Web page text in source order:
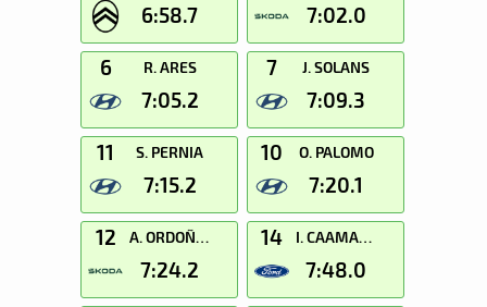
6:58.7 7:02.0
6 R. ARES
7:05.2
7 J. SOLANS
7:09.3
11 S. PERNIA
7:15.2
10 O. PALOMO
7:20.1
12 A. ORDOÑEZ
7:24.2
14 I. CAAMAÑO
7:48.0